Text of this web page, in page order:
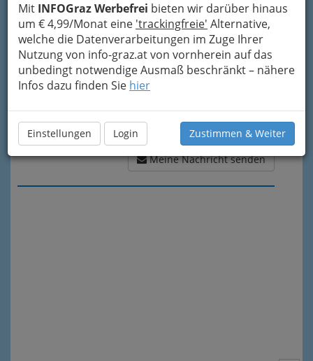
Mit INFOGraz Werbefrei bieten wir darüber hinaus
um € 4,99/Monat eine 'trackingfreie' Alternative,
welche die Datenverarbeitungen im Zuge Ihrer
Nutzung von info-graz.at von vornherein auf das
unbedingt notwendige Ausmaß beschränkt – nähere
Infos dazu finden Sie hier
Einstellungen Login Zustimmen & Weiter
Meine Nachricht senden